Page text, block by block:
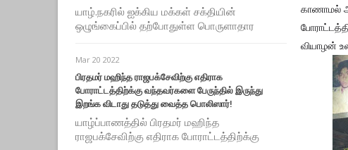
யாழ்.நகரில் ஐக்கிய மக்கள் சக்தியின்
ஒழுங்கைப்பில் தற்போதுள்ள பொருளாதார
Mar 20 2022
பிரதமர் மஹிந்த ராஜபக்சேவிற்கு எதிராக
போராட்டத்திற்க்கு வந்தவர்களை பேருந்தில் இருந்து
இறங்க விடாது தடுத்து வைத்த பொலிஸார்!
யாழ்ப்பாணத்தில் பிரதமர் மஹிந்த
ராஜபக்சேவிற்கு எதிராக போராட்டத்திற்க்கு
காணாமல்
வியாழன்